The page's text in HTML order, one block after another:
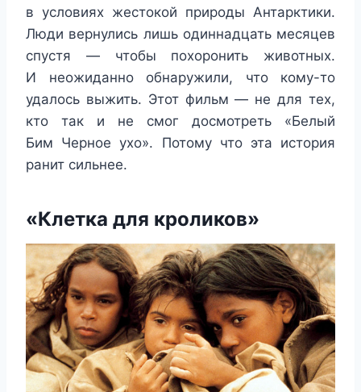
в условиях жестокой природы Антарктики.
Люди вернулись лишь одиннадцать месяцев
спустя — чтобы похоронить животных.
И неожиданно обнаружили, что кому-то
удалось выжить. Этот фильм — не для тех,
кто так и не смог досмотреть «Белый
Бим Черное ухо». Потому что эта история
ранит сильнее.
«Клетка для кроликов»